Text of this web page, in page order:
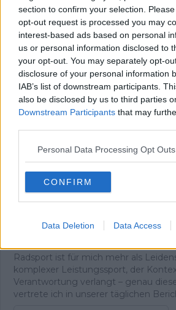
section to confirm your selection.
opt-out request is processed you may
interest-based ads based on personal
us or personal information disclosed to
your opt-out. You may separately opt-
disclosure of your personal information
IAB’s list of downstream participants.
also be disclosed by us to third parties
Downstream Participants that may
Personal Data Processing Opt Outs
CONFIRM
Data Deletion Data Access
Als ich die Häuser auf halber Höhe
erreichte, wusste ich, dass ich nicht
treten. Oben angekommen trank ich
Baumstamm – und spürte eine
mit dem Radsport verbinde. Im Tal
Entscheidung an: zurück oder weiter
fuhr weiter, ohne anzuhalten, und
zweiten Anstieg. Mit meinem
lächerlichen Rad überholte ich
und es ist der Ursprung meiner Arbeit.
Chefredakteur von
die redaktionelle Ausrichtung der
Themenpriorisierung,
und die konsequente Aktualisierung
Leitung der Redaktion schreibe und
und lege besonderen Wert auf klare
Radsport ist für mich mehr als
komplexer Leistungssport, der
Verantwortung verlangt – genau
vertrete ich in unserer täglichen